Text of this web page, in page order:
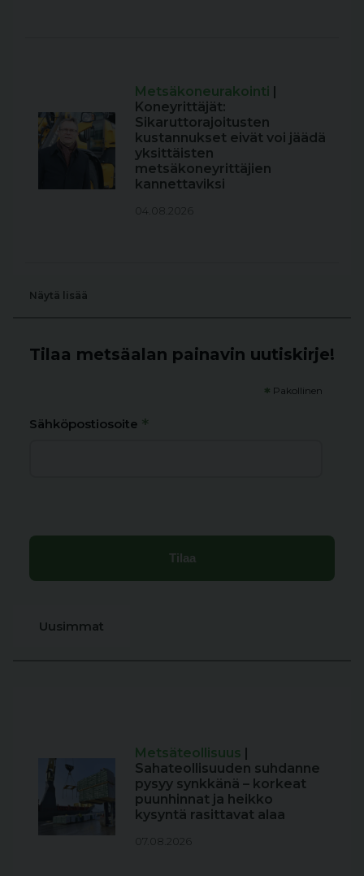
Metsäkoneurakointi
Koneyrittäjät:
Sikaruttorajoitusten
kustannukset eivät voi jäädä
yksittäisten
metsäkoneyrittäjien
kannettaviksi
04.08.2026
Näytä lisää
Tilaa metsäalan painavin uutiskirje!
* Pakollinen
Sähköpostiosoite *
Uusimmat
Metsäteollisuus
Sahateollisuuden suhdanne
pysyy synkkänä – korkeat
puunhinnat ja heikko
kysyntä rasittavat alaa
07.08.2026